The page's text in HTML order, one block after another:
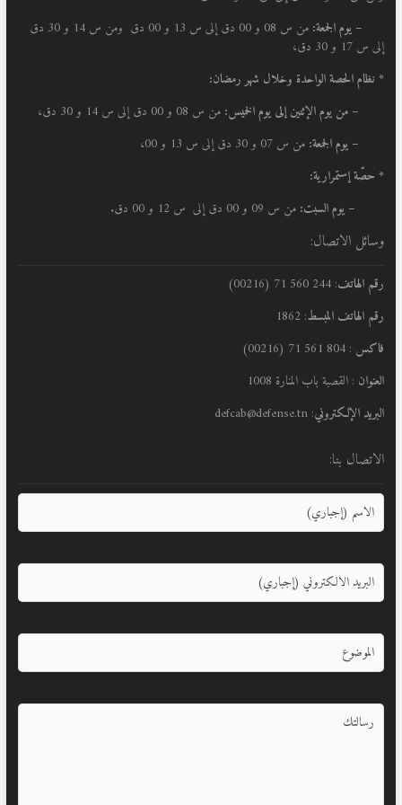
– يوم الجمعة:
من س 08 و 00 دق إلى س 13 و 00 دق ومن س 14 و 30 دق
إلى س 17 و 30 دق،
* نظام الحصة الواحدة وخلال شهر رمضان:
– من يوم الإثنين إلى يوم الخميس: من س 08 و 00 دق إلى س 14 و 30 دق،
– يوم الجمعة: من س 07 و 30 دق إلى س 13 و 00،
* حصّة إستمرارية:
– يوم السبت: من س 09 و 00 دق إلى س 12 و 00 دق.
وسائل الاتصال:
رقم الهاتف: 244 560 71 (00216)
رقم الهاتف المبسط: 1862
فاكس : 804 561 71 (00216)
العنوان : القصبة باب المنارة 1008
البريد الإلكتروني: defcab@defense.tn
الاتصال بنا: